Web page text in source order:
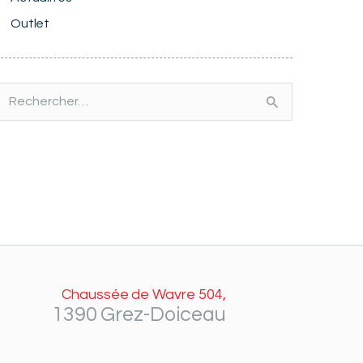
Outlet
Chaussée de Wavre 504,
1390 Grez-Doiceau